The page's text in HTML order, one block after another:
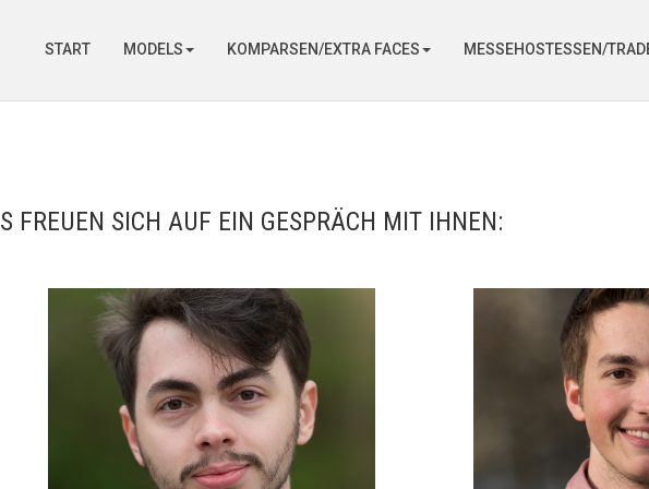
START MODELS KOMPARSEN/EXTRA FACES MESSEHOSTESSEN/
FREUEN SICH AUF EIN GESPRÄCH MIT IHNEN: